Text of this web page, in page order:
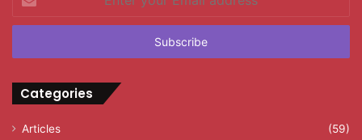
your
Email
Categories
Articles (59)